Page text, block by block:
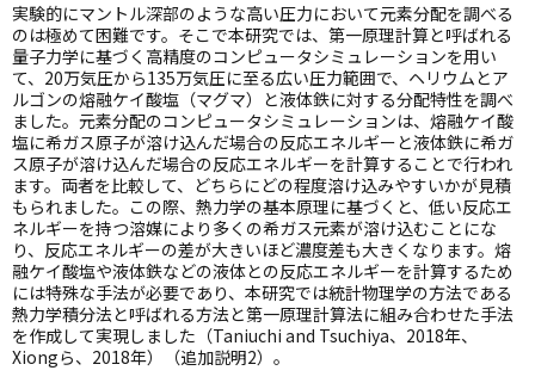
実験的にマントル深部のような高い圧力において元素分配を調べる
のは極めて困難です。そこで本研究では、第一原理計算と呼ばれる
量子力学に基づく高精度のコンピュータシミュレーションを用い
て、 20万気圧から135万気圧に至る広い圧力範囲で、ヘリウムとア
ルゴンの熔融ケイ酸塩（マグマ）と液体鉄に対する分配特性を調べ
ました。元素分配のコンピュータシミュレーションは、熔融ケイ酸
塩に希ガス原子が溶け込んだ場合の反応エネルギーと液体鉄に希ガ
ス原子が溶け込んだ場合の反応エネルギーを計算することで行われ
ます。両者を比較して、どちらにどの程度溶け込みやすいかが見積
もられました。この際、熱力学の基本原理に基づくと、低い反応エ
ネルギーを持つ溶媒により多くの希ガス元素が溶け込むことにな
り、反応エネルギーの差が大きいほど濃度差も大きくなります。熔
融ケイ酸塩や液体鉄などの液体との反応エネルギーを計算するため
には特殊な手法が必要であり、本研究では統計物理学の方法である
熱力学積分法と呼ばれる方法と第一原理計算法に組み合わせた手法
を作成して実現しました（Taniuchi and Tsuchiya、 2018年、
Xiongら、 2018年）（追加説明2）。